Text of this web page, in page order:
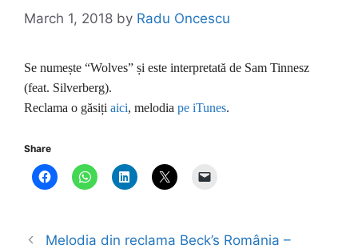
March 1, 2018 by Radu Oncescu
Se numește “Wolves” și este interpretată de Sam Tinnesz
(feat. Silverberg).
Reclama o găsiți aici, melodia pe iTunes.
Share
Melodia din reclama Beck’s România –